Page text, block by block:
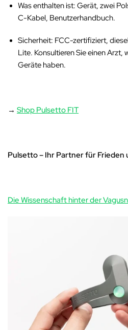
Was enthalten ist: Gerät, zwei
C-Kabel, Benutzerhandbuch.
Sicherheit: FCC-zertifiziert,
Lite. Konsultieren Sie einen Arzt,
Geräte haben.
→Shop Pulsetto FIT
Pulsetto – Ihr Partner für Frieden
Die Wissenschaft hinter der